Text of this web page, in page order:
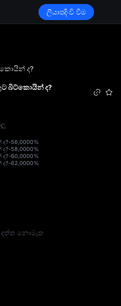
ලියාපදිංචි වීම
ද?
බිට්කොයින් ද?
56,0000%
58,0000%
60,0000%
62,0000%
දත්ත නොමැත